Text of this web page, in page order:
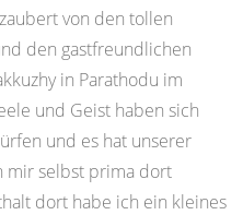
von den tollen
den gastfreundlichen
in Parathodu im
und Geist haben sich
und es hat unserer
mir selbst prima dort
dort habe ich ein kleines